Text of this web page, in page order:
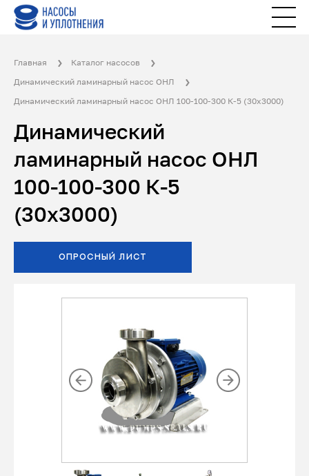
Главная
Каталог насосов
Динамический ламинарный насос ОНЛ
Динамический ламинарный насос ОНЛ 100-100-300 К-5 (30x3000)
Динамический
ламинарный насос ОНЛ
100-100-300 К-5
(30x3000)
ОПРОСНЫЙ ЛИСТ